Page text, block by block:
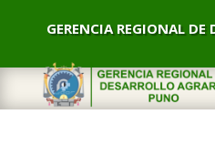
GERENCIA REGIONAL DE